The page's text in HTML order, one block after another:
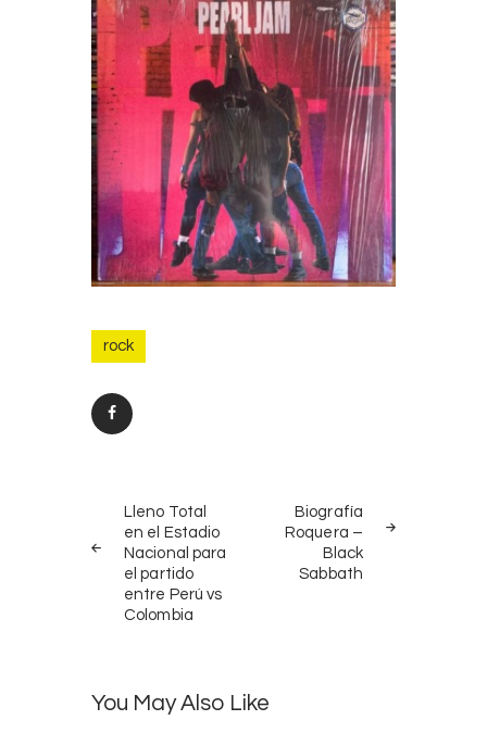
rock
navigation
POST
Lleno Total
en el Estadio
Nacional para
el partido
entre Perú vs
Colombia
Biografía
Roquera –
Black
Sabbath
You May Also Like